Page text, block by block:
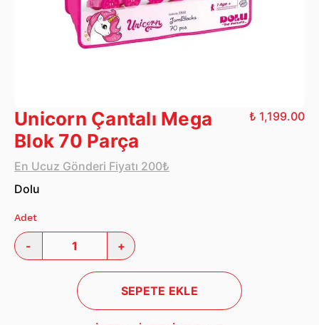
Unicorn Çantalı Mega
Blok 70 Parça
En Ucuz Gönderi Fiyatı 200₺
₺ 1,199.00
Dolu
Adet
- +
SEPETE EKLE